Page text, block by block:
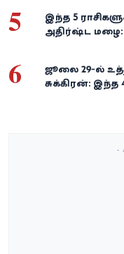
5
இந்த 5
அதிர்ஷ்ட மழை:
6
ஜூலை 29-ல்
சுக்கிரன்: இந்த
-